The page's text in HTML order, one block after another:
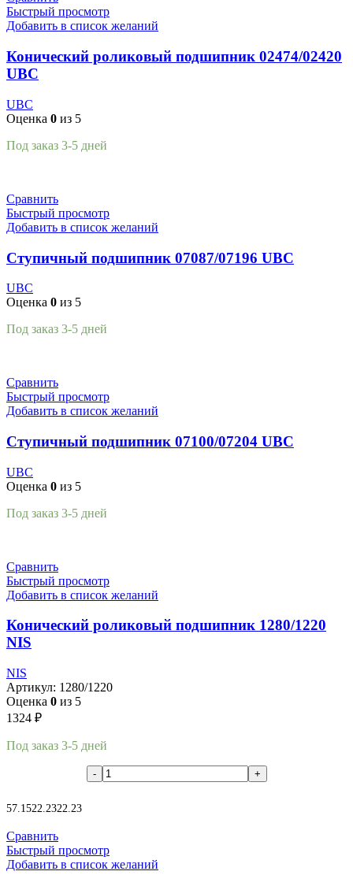
Быстрый просмотр
Добавить в список желаний
Конический роликовый подшипник 02474/02420
UBC
UBC
Оценка 0 из 5
Под заказ 3-5 дней
Сравнить
Быстрый просмотр
Добавить в список желаний
Ступичный подшипник 07087/07196 UBC
UBC
Оценка 0 из 5
Под заказ 3-5 дней
Сравнить
Быстрый просмотр
Добавить в список желаний
Ступичный подшипник 07100/07204 UBC
UBC
Оценка 0 из 5
Под заказ 3-5 дней
Сравнить
Быстрый просмотр
Добавить в список желаний
Конический роликовый подшипник 1280/1220
NIS
NIS
Артикул: 1280/1220
Оценка 0 из 5
1324 ₽
Под заказ 3-5 дней
57.1522.2322.23
Сравнить
Быстрый просмотр
Добавить в список желаний